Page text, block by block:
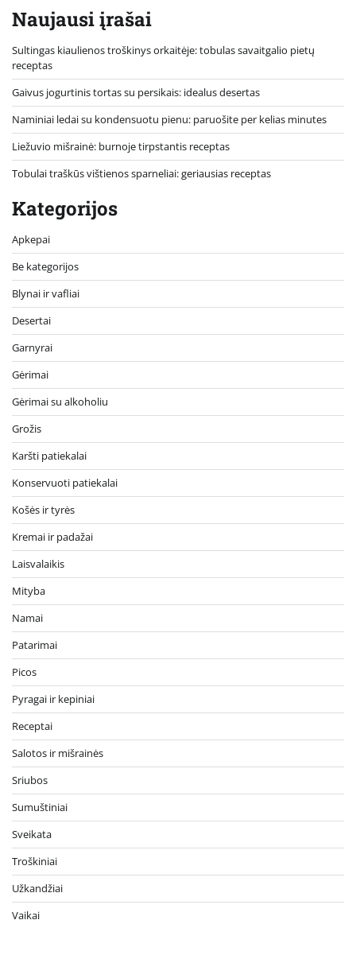
Naujausi įrašai
Sultingas kiaulienos troškinys orkaitėje: tobulas savaitgalio pietų
receptas
Gaivus jogurtinis tortas su persikais: idealus desertas
Naminiai ledai su kondensuotu pienu: paruošite per kelias minutes
Liežuvio mišrainė: burnoje tirpstantis receptas
Tobulai traškūs vištienos sparneliai: geriausias receptas
Kategorijos
Apkepai
Be kategorijos
Blynai ir vafliai
Desertai
Garnyrai
Gėrimai
Gėrimai su alkoholiu
Grožis
Karšti patiekalai
Konservuoti patiekalai
Košės ir tyrės
Kremai ir padažai
Laisvalaikis
Mityba
Namai
Patarimai
Picos
Pyragai ir kepiniai
Receptai
Salotos ir mišrainės
Sriubos
Sumuštiniai
Sveikata
Troškiniai
Užkandžiai
Vaikai